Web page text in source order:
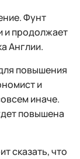
Фунт
и продолжает
Англии.
повышения
и
иначе.
повышена
сказать, что